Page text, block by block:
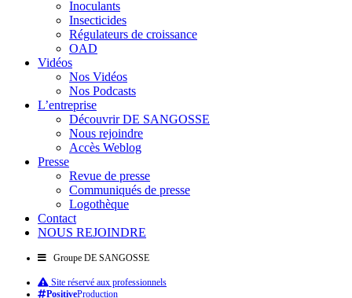
Inoculants
Insecticides
Régulateurs de croissance
OAD
Vidéos
Nos Vidéos
Nos Podcasts
L’entreprise
Découvrir DE SANGOSSE
Nous rejoindre
Accès Weblog
Presse
Revue de presse
Communiqués de presse
Logothèque
Contact
NOUS REJOINDRE
Groupe DE SANGOSSE
Site réservé aux professionnels
PositiveProduction